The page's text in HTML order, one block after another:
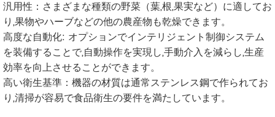
汎用性：さまざまな種類の野菜（葉,根,果実など）に適してお
り,果物やハーブなどの他の農産物も乾燥できます。
高度な自動化: オプションでインテリジェント制御システム
を装備することで,自動操作を実現し,手動介入を減らし,生産
効率を向上させることができます。
高い衛生基準：機器の材質は通常ステンレス鋼で作られてお
り,清掃が容易で食品衛生の要件を満たしています。